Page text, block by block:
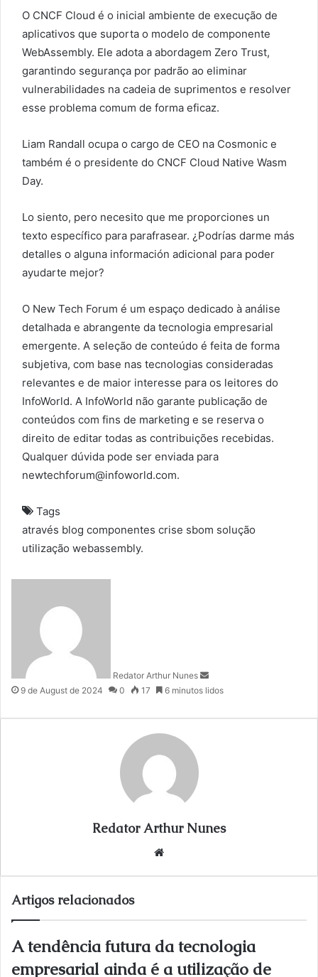
O CNCF Cloud é o inicial ambiente de execução de
aplicativos que suporta o modelo de componente
WebAssembly. Ele adota a abordagem Zero Trust,
garantindo segurança por padrão ao eliminar
vulnerabilidades na cadeia de suprimentos e resolver
esse problema comum de forma eficaz.
Liam Randall ocupa o cargo de CEO na Cosmonic e
também é o presidente do CNCF Cloud Native Wasm
Day.
Lo siento, pero necesito que me proporciones un
texto específico para parafrasear. ¿Podrías darme más
detalles o alguna información adicional para poder
ayudarte mejor?
O New Tech Forum é um espaço dedicado à análise
detalhada e abrangente da tecnologia empresarial
emergente. A seleção de conteúdo é feita de forma
subjetiva, com base nas tecnologias consideradas
relevantes e de maior interesse para os leitores do
InfoWorld. A InfoWorld não garante publicação de
conteúdos com fins de marketing e se reserva o
direito de editar todas as contribuições recebidas.
Qualquer dúvida pode ser enviada para
newtechforum@infoworld.com.
Tags
através blog componentes crise sbom solução
utilização webassembly.
Redator Arthur Nunes
m
i
9 de August de 2024 0 17 6 minutos lidos
Redator Arthur Nunes
Artigos relacionados
A tendência futura da tecnologia
empresarial ainda é a utilização de